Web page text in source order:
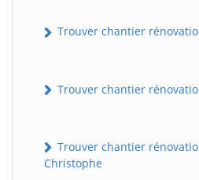
Trouver chantier
Trouver chantier
Trouver chantier
Christophe